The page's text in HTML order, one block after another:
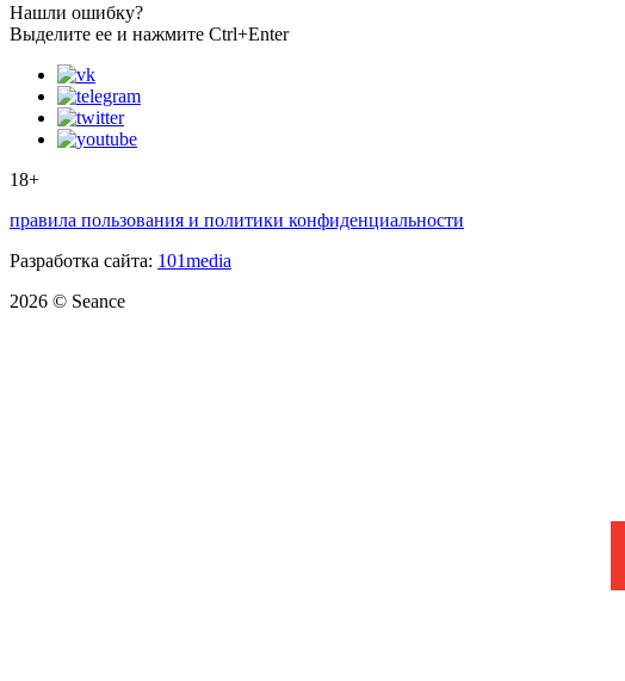
Нашли ошибку?
Выделите ее и нажмите Ctrl+Enter
18+
правила пользования и политики конфиденциальности
Разработка сайта: 101media
2026 © Seance